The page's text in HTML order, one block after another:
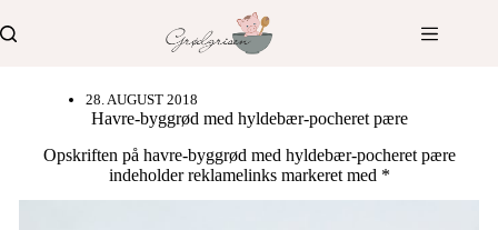
til
indhold
28. AUGUST 2018
Havre-byggrød med hyldebær-pocheret pære
Opskriften på havre-byggrød med hyldebær-pocheret pære
indeholder reklamelinks markeret med *